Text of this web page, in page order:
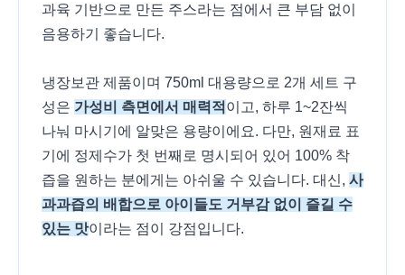
과육 기반으로 만든 주스라는 점에서 큰 부담 없이
음용하기 좋습니다.
냉장보관 제품이며 750ml 대용량으로 2개 세트 구
성은 가성비 측면에서 매력적 이고, 하루 1~2잔씩
나눠 마시기에 알맞은 용량이에요. 다만, 원재료 표
기에 정제수가 첫 번째로 명시되어 있어 100% 착
즙을 원하는 분에게는 아쉬울 수 있습니다. 대신, 사
과과즙의 배합으로 아이들도 거부감 없이 즐길 수
있는 맛이라는 점이 강점입니다.